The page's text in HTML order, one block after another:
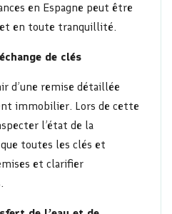
en Espagne peut être
en toute tranquillité.
de clés
d’une remise détaillée
immobilier. Lors de cette
l’état de la
toutes les clés et
et clarifier